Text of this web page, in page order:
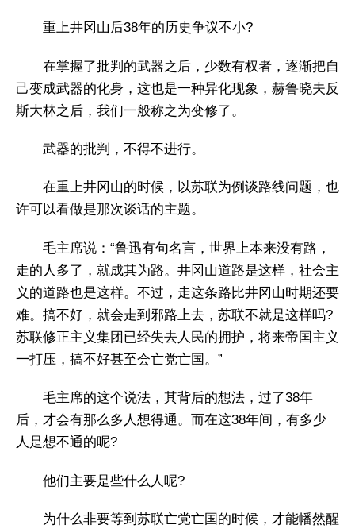
重上井冈山后38年的历史争议不小?
在掌握了批判的武器之后，少数有权者，逐渐把自
己变成武器的化身，这也是一种异化现象，赫鲁晓夫反
斯大林之后，我们一般称之为变修了。
武器的批判，不得不进行。
在重上井冈山的时候，以苏联为例谈路线问题，也
许可以看做是那次谈话的主题。
毛主席说：“鲁迅有句名言，世界上本来没有路，
走的人多了，就成其为路。井冈山道路是这样，社会主
义的道路也是这样。不过，走这条路比井冈山时期还要
难。搞不好，就会走到邪路上去，苏联不就是这样吗?
苏联修正主义集团已经失去人民的拥护，将来帝国主义
一打压，搞不好甚至会亡党亡国。”
毛主席的这个说法，其背后的想法，过了38年
后，才会有那么多人想得通。而在这38年间，有多少
人是想不通的呢?
他们主要是些什么人呢?
为什么非要等到苏联亡党亡国的时候，才能幡然醒